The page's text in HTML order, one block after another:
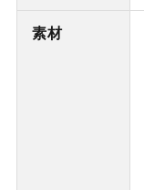
素材